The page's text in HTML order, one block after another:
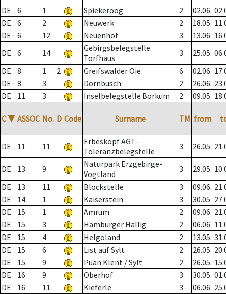
DE
6 1 Spiekeroog 2 02.06.
DE
6 2 Neuwerk 2 18.05.
DE
6 12 Neuenhof 3 13.06.
DE
6 14
Gebirgsbelegstelle
Torfhaus
3 25.05.
DE
8 1 2 Greifswalder Oie 6 02.06.
DE
8 3 Dornbusch 2 26.06.
DE
11 3 Inselbelegstelle Borkum 2 09.05.
C ▼ ASSOC No. D Code Surname TM from
DE 11 11
Erbeskopf AGT-
Toleranzbelegstelle
3 26.05.
DE 13 9
Naturpark Erzgebirge-
Vogtland
3 29.05.
DE
13 11 Blockstelle 3 09.06.
DE
14 1 Kaiserstein 3 30.05.
DE
15 1 Amrum 2 09.06.
DE
15 3 Hamburger Hallig 2 06.06.
DE
15 4 Helgoland 2 13.05.
DE
15 6 List auf Sylt 2 26.05.
DE
15 9 Puan Klent / Sylt 2 26.05.
DE
16 9 Oberhof 3 30.05.
DE
16 11 Kieferle 3 06.06.